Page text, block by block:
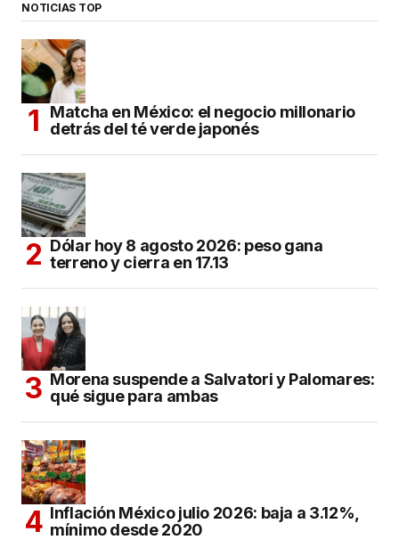
NOTICIAS TOP
Matcha en México: el negocio millonario
detrás del té verde japonés
Dólar hoy 8 agosto 2026: peso gana
terreno y cierra en 17.13
Morena suspende a Salvatori y Palomares:
qué sigue para ambas
Inflación México julio 2026: baja a 3.12%,
mínimo desde 2020